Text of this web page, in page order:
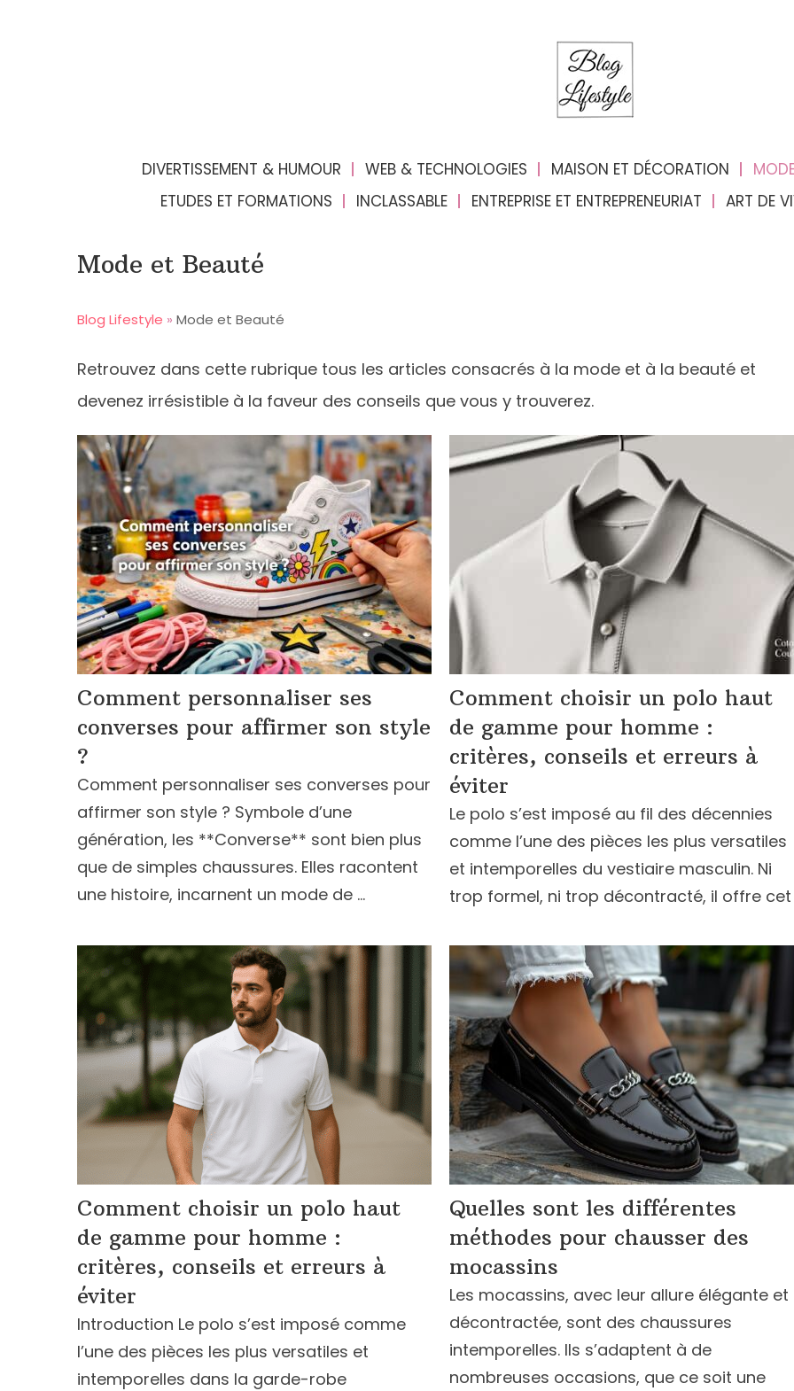
DIVERTISSEMENT & HUMOUR WEB & TECHNOLOGIES MAISON ET DÉCORATION
ETUDES ET FORMATIONS
INCLASSABLE ENTREPRISE ET ENTREPRENEURIAT ART DE
Mode et Beauté
Blog Lifestyle » Mode et Beauté
Retrouvez dans cette rubrique tous les articles consacrés à la mode et à la beauté et
devenez irrésistible à la faveur des conseils que vous y trouverez.
Comment personnaliser ses
converses pour affirmer son style
?
Comment personnaliser ses converses pour
affirmer son style ? Symbole d’une
génération, les **Converse** sont bien plus
que de simples chaussures. Elles racontent
une histoire, incarnent un mode de …
Comment choisir un polo haut
de gamme pour homme :
critères, conseils et erreurs à
éviter
Le polo s’est imposé au fil des décennies
comme l’une des pièces les plus versatiles
et intemporelles du vestiaire masculin. Ni
trop formel, ni trop décontracté, il offre cet
Comment choisir un polo haut
de gamme pour homme :
critères, conseils et erreurs à
éviter
Introduction Le polo s’est imposé comme
l’une des pièces les plus versatiles et
intemporelles dans la garde-robe
Quelles sont les différentes
méthodes pour chausser des
mocassins
Les mocassins, avec leur allure élégante et
décontractée, sont des chaussures
intemporelles. Ils s’adaptent à de
nombreuses occasions, que ce soit une